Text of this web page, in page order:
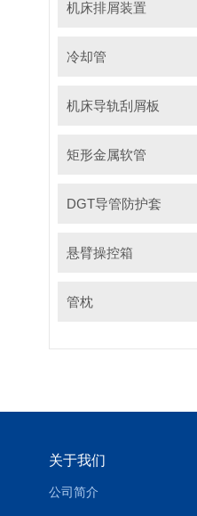
机床排屑装置
冷却管
机床导轨刮屑板
矩形金属软管
DGT导管防护套
悬臂操控箱
管枕
关于我们
公司简介